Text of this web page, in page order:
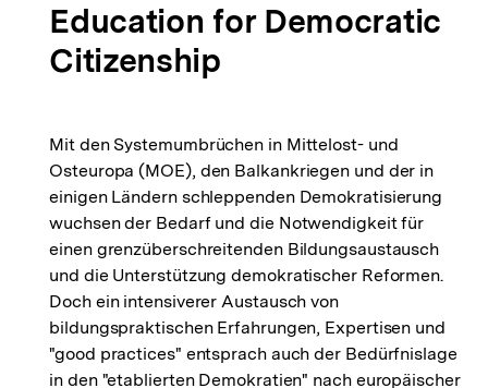
Education for Democratic
Citizenship
Mit den Systemumbrüchen in Mittelost- und
Osteuropa (MOE), den Balkankriegen und der in
einigen Ländern schleppenden Demokratisierung
wuchsen der Bedarf und die Notwendigkeit für
einen grenzüberschreitenden Bildungsaustausch
und die Unterstützung demokratischer Reformen.
Doch ein intensiverer Austausch von
bildungspraktischen Erfahrungen, Expertisen und
"good practices" entsprach auch der Bedürfnislage
in den "etablierten Demokratien" nach europäischer